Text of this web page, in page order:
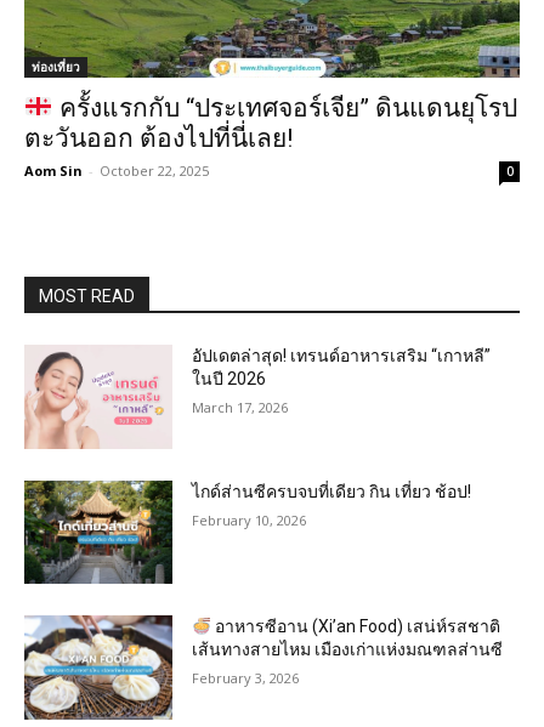
ท่องเที่ยว
ครั้งแรกกับ “ประเทศจอร์เจีย” ดินแดนยุโรป
ตะวันออก ต้องไปที่นี่เลย!
Aom Sin - October 22, 2025 0
MOST READ
อัปเดตล่าสุด! เทรนด์อาหารเสริม “เกาหลี”
ในปี 2026
March 17, 2026
ไกด์ส่านซีครบจบที่เดียว กิน เที่ยว ช้อป!
February 10, 2026
อาหารซีอาน (Xi’an Food) เสน่ห์รสชาติ
เส้นทางสายไหม เมืองเก่าแห่งมณฑลส่านซี
February 3, 2026